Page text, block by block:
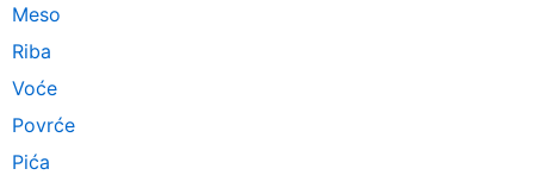
Meso
Riba
Voće
Povrće
Pića